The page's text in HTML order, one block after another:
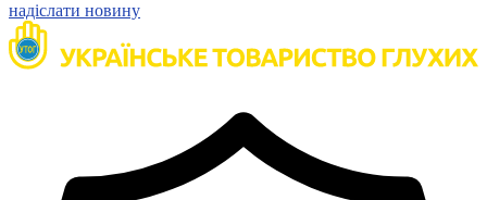
Законодавство
Документи ВФГ
надіслати новину